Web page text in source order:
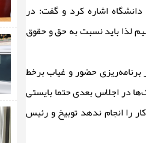
اشاره کرد و گفت: در
لذا باید نسبت به حق و حقوق
حضور و غیاب برخط
در اجلاس بعدی حتما بایستی
را انجام ندهد توبیخ و رئیس